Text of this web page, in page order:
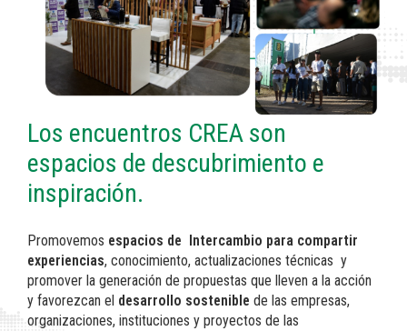
Los encuentros CREA son
espacios de descubrimiento e
inspiración.
Promovemos espacios de Intercambio para compartir
experiencias, conocimiento, actualizaciones técnicas y
promover la generación de propuestas que lleven a la acción
y favorezcan el desarrollo sostenible de las empresas,
organizaciones, instituciones y proyectos de las